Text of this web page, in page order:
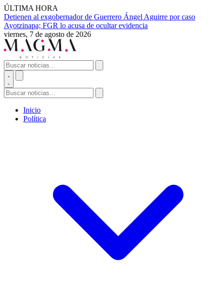
ÚLTIMA HORA
Detienen al exgobernador de Guerrero Ángel Aguirre por caso
Ayotzinapa; FGR lo acusa de ocultar evidencia
viernes, 7 de agosto de 2026
Inicio
Política